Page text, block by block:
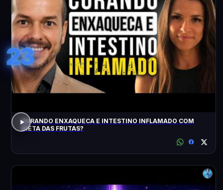
23
CURANDO ENXAQUECA E INTESTINO INFLAMADO COM
DIETA DAS FRUTAS?